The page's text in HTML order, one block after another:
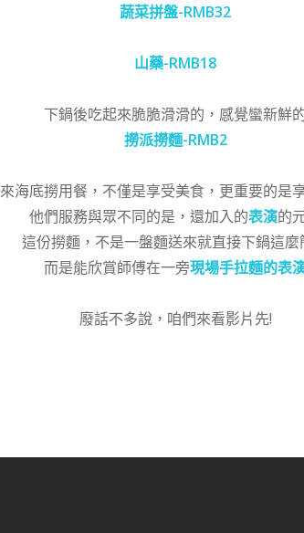
蔬菜拼盤-RMB32
山藥-RMB18
下鍋後吃起來脆脆滑滑的，感覺蠻新鮮
撈派撈麵-RMB2
來海底撈用餐，不僅是享受美食，更重要的是
他們服務與眾不同的是，還加入的表演的
這份撈麵，不是一盤麵送來就直接下鍋這麼
而是能欣賞師傅在一旁現場手拉麵的表
廢話不多說，咱們來看影片先!